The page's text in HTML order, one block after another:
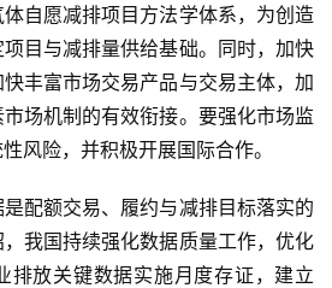
自愿减排项目方法学体系，为创造
目与减排量供给基础。同时，加快
丰富市场交易产品与交易主体，加
场机制的有效衔接。要强化市场监
风险，并积极开展国际合作。
配额交易、履约与减排目标落实的
我国持续强化数据质量工作，优化
排放关键数据实施月度存证，建立